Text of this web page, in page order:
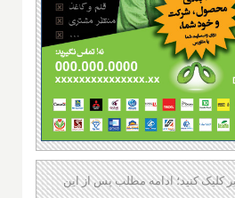
کلیک کنید؛ ادامه مطلب پس از این